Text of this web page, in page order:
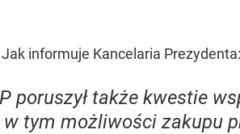
Jak informuje Kancelaria Prezydenta:
poruszył także kwestie
tym możliwości zakupu